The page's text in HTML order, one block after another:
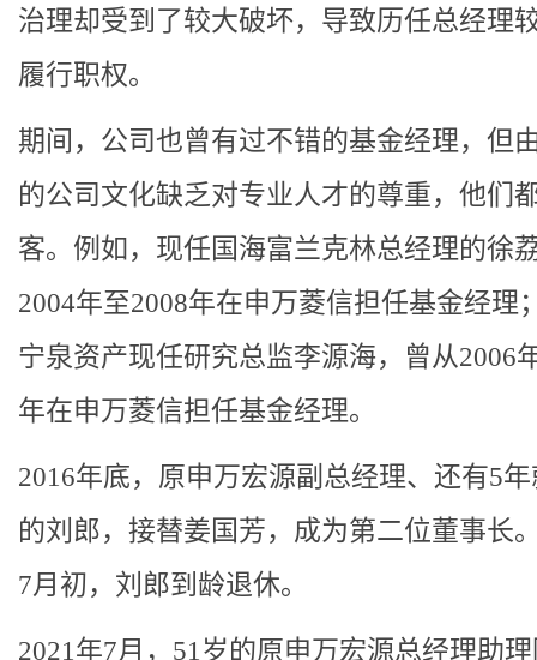
治理却受到了较大破坏，导致历任总经理
履行职权。
期间，公司也曾有过不错的基金经理，但
的公司文化缺乏对专业人才的尊重，他们
客。例如，现任国海富兰克林总经理的徐
2004年至2008年在申万菱信担任基金经理
宁泉资产现任研究总监李源海，曾从2006
年在申万菱信担任基金经理。
2016年底，原申万宏源副总经理、还有5
的刘郎，接替姜国芳，成为第二位董事长
7月初，刘郎到龄退休。
2021年7月，51岁的原申万宏源总经理助